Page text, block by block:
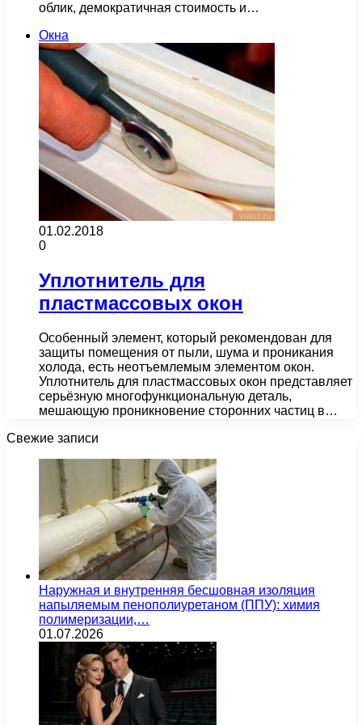
облик, демократичная стоимость и…
Окна
01.02.2018
0
Уплотнитель для
пластмассовых окон
Особенный элемент, который рекомендован для
защиты помещения от пыли, шума и проникания
холода, есть неотъемлемым элементом окон.
Уплотнитель для пластмассовых окон представляет
серьёзную многофункциональную деталь,
мешающую проникновение сторонних частиц в…
Свежие записи
Наружная и внутренняя бесшовная изоляция
напыляемым пенополиуретаном (ППУ): химия
полимеризации,…
01.07.2026